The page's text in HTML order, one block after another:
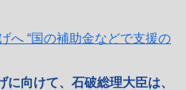
へ “国の補助金などで支援の
向けて、石破総理大臣は、